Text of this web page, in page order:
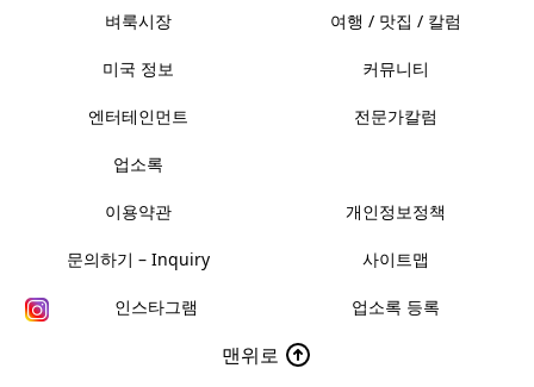
벼룩시장 여행 / 맛집 / 칼럼
미국 정보 커뮤니티
엔터테인먼트 전문가칼럼
업소록
이용약관 개인정보정책
문의하기 – Inquiry 사이트맵
인스타그램 업소록 등록
맨위로